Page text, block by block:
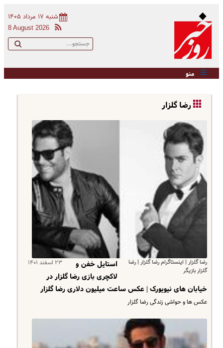
شنبه ۱۷ مرداد ۱۴۰۵
8 August 2026
منو
رضا گلزار
رضا گلزار | اینستاگرام رضا گلزار | رضا
گلزار بازیگر
۲۳ اسفند ۱۴۰۱
استایل خفن و
لاکچری بازی رضا گلزار در
خیابان های نیویورک | عکس ساعت میلیون دلاری رضا گلزار
عکس ها و حواشی زندگی رضا گلزار